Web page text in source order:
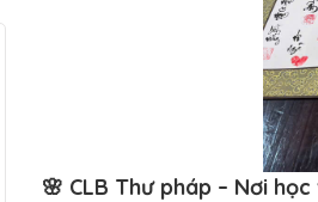
🌸 CLB Thư pháp – Nơi